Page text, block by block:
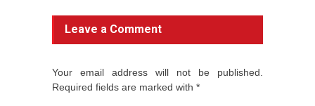
Leave a Comment
Your email address will not be published.
Required fields are marked with *